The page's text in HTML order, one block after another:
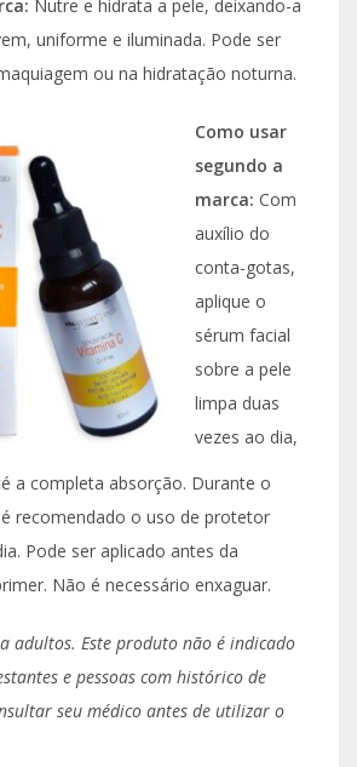
Nutre e hidrata a pele, deixando-a
uniforme e iluminada. Pode ser
ou na hidratação noturna.
Como usar
segundo a
marca: Com
auxílio do
conta-gotas,
aplique o
sérum facial
sobre a pele
limpa duas
vezes ao dia,
a completa absorção. Durante o
recomendado o uso de protetor
Pode ser aplicado antes da
Não é necessário enxaguar.
adultos. Este produto não é indicado
e pessoas com histórico de
seu médico antes de utilizar o